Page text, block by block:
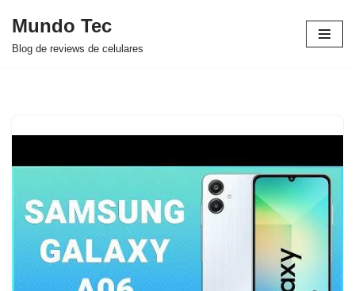
Avançar
Mundo Tec
Blog de reviews de celulares